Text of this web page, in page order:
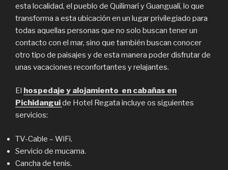
esta localidad, el pueblo de Quilimarí y Guangualí, lo que
transforma a esta ubicación en un lugar privilegiado para
todas aquellas personas que no solo buscan tener un
contacto con el mar, sino que también buscan conocer
otro tipo de paisajes y de esta manera poder disfrutar de
unas vacaciones reconfortantes y relajantes.
El hospedaje y alojamiento en cabañas en
Pichidanguide Hotel Regata incluye os siguientes
servicios:
TV-Cable – WiFi.
Servicio de mucama.
Cancha de tenis.